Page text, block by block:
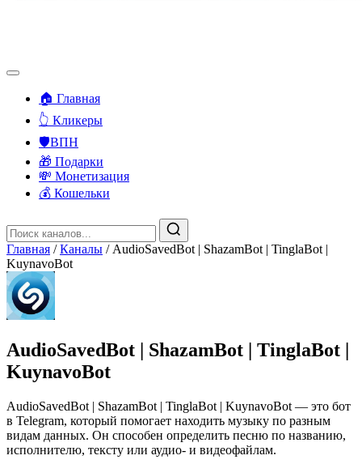
🏠 Главная
👆 Кликеры
🛡️ВПН
🎁 Подарки
💸 Монетизация
💰 Кошельки
Главная / Каналы / AudioSavedBot | ShazamBot | TinglaBot |
KuynavoBot
AudioSavedBot | ShazamBot | TinglaBot |
KuynavoBot
AudioSavedBot | ShazamBot | TinglaBot | KuynavoBot — это бот
в Telegram, который помогает находить музыку по разным
видам данных. Он способен определить песню по названию,
исполнителю, тексту или аудио- и видеофайлам.